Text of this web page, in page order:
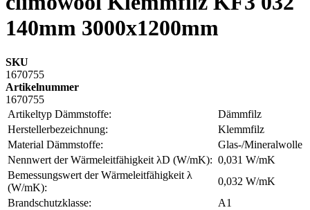
140mm 3000x1200mm
SKU
1670755
Artikelnummer
1670755
Artikeltyp Dämmstoffe:
Dämmfilz
Herstellerbezeichnung:
Klemmfilz
Material Dämmstoffe:
Glas-/Mineralwolle
Nennwert der Wärmeleitfähigkeit λD (W/mK): 0,031 W/mK
Bemessungswert der Wärmeleitfähigkeit λ
(W/mK):
0,032 W/mK
Brandschutzklasse:
A1